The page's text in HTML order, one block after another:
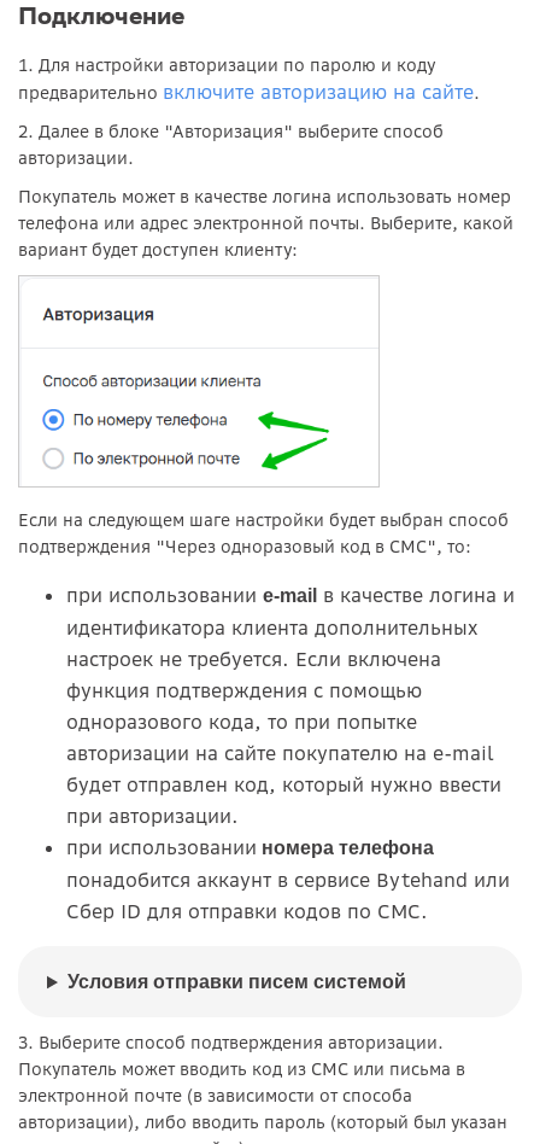
Подключение
1. Для настройки авторизации по паролю и коду
предварительно включите авторизацию на сайте.
2. Далее в блоке "Авторизация" выберите способ
авторизации.
Покупатель может в качестве логина использовать номер
телефона или адрес электронной почты. Выберите, какой
вариант будет доступен клиенту:
Если на следующем шаге настройки будет выбран способ
подтверждения "Через одноразовый код в СМС", то:
при использовании e-mail в качестве логина и
идентификатора клиента дополнительных
настроек не требуется. Если включена
функция подтверждения с помощью
одноразового кода, то при попытке
авторизации на сайте покупателю на e-mail
будет отправлен код, который нужно ввести
при авторизации.
при использовании номера телефона
понадобится аккаунт в сервисе Bytehand или
Сбер ID для отправки кодов по СМС.
Условия отправки писем системой
3. Выберите способ подтверждения авторизации.
Покупатель может вводить код из СМС или письма в
электронной почте (в зависимости от способа
авторизации), либо вводить пароль (который был указан